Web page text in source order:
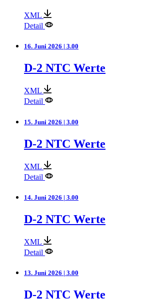
XML
Detail
16. Juni 2026 | 3.00
D-2 NTC Werte
XML
Detail
15. Juni 2026 | 3.00
D-2 NTC Werte
XML
Detail
14. Juni 2026 | 3.00
D-2 NTC Werte
XML
Detail
13. Juni 2026 | 3.00
D-2 NTC Werte